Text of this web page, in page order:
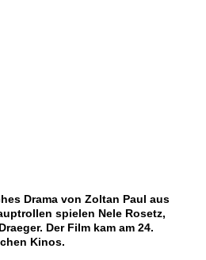
Drama von Zoltan Paul aus
spielen Nele Rosetz,
Der Film kam am 24.
Kinos.